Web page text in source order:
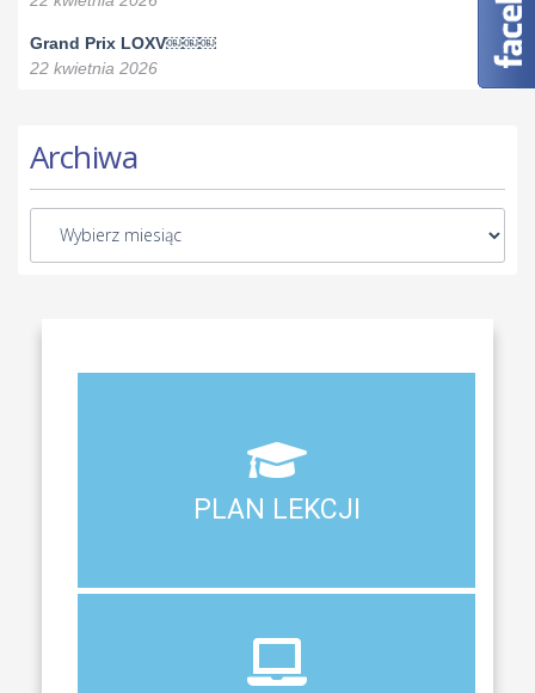
Grand Prix LOXV￼￼￼
22 kwietnia 2026
Archiwa
PLAN LEKCJI
PLAN LEKCJI
DZIENNIK
ELEKTRONICZNY